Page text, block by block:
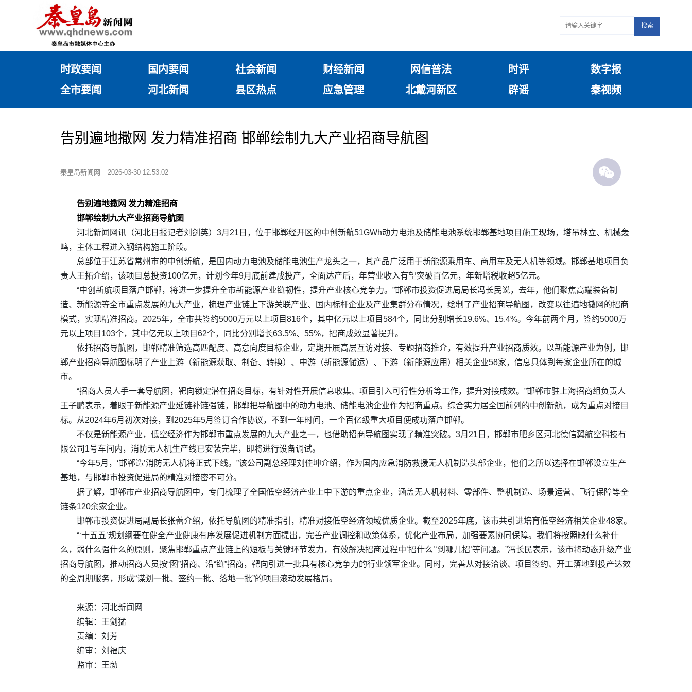
搜索
时政要闻 国内要闻 社会新闻 财经新闻 网信普法 时评
数字报
全市要闻
河北新闻 县区热点 应急管理 北戴河新区 辟谣 秦视频
告别遍地撒网 发力精准招商 邯郸绘制九大产业招商导航图
秦皇岛新闻网 2026-03-30 12:53:02
告别遍地撒网 发力精准招商
邯郸绘制九大产业招商导航图
河北新闻网讯（河北日报记者刘剑英）3月21日，位于邯郸经开区的中创新航51GWh动力电池及储能电池系统邯郸基地项目施工现场，塔吊林立、机械轰
鸣，主体工程进入钢结构施工阶段。
总部位于江苏省常州市的中创新航，是国内动力电池及储能电池生产龙头之一，其产品广泛用于新能源乘用车、商用车及无人机等领域。邯郸基地项目负
责人王拓介绍，该项目总投资100亿元，计划今年9月底前建成投产，全面达产后，年营业收入有望突破百亿元，年新增税收超5亿元。
“中创新航项目落户邯郸，将进一步提升全市新能源产业链韧性，提升产业核心竞争力。”邯郸市投资促进局局长冯长民说，去年，他们聚焦高端装备制
造、新能源等全市重点发展的九大产业，梳理产业链上下游关联产业、国内标杆企业及产业集群分布情况，绘制了产业招商导航图，改变以往遍地撒网的招商
模式，实现精准招商。2025年，全市共签约5000万元以上项目816个，其中亿元以上项目584个，同比分别增长19.6%、15.4%。今年前两个月，签约5000万
元以上项目103个，其中亿元以上项目62个，同比分别增长63.5%、55%，招商成效显著提升。
依托招商导航图，邯郸精准筛选高匹配度、高意向度目标企业，定期开展高层互访对接、专题招商推介，有效提升产业招商质效。以新能源产业为例，邯
郸产业招商导航图标明了产业上游（新能源获取、制备、转换）、中游（新能源储运）、下游（新能源应用）相关企业58家，信息具体到每家企业所在的城
市。
“招商人员人手一套导航图，靶向锁定潜在招商目标，有针对性开展信息收集、项目引入可行性分析等工作，提升对接成效。”邯郸市驻上海招商组负责人
王子鹏表示，着眼于新能源产业延链补链强链，邯郸把导航图中的动力电池、储能电池企业作为招商重点。综合实力居全国前列的中创新航，成为重点对接目
标。从2024年6月初次对接，到2025年5月签订合作协议，不到一年时间，一个百亿级重大项目便成功落户邯郸。
不仅是新能源产业，低空经济作为邯郸市重点发展的九大产业之一，也借助招商导航图实现了精准突破。3月21日，邯郸市肥乡区河北德信翼航空科技有
限公司1号车间内，消防无人机生产线已安装完毕，即将进行设备调试。
“今年5月，‘邯郸造’消防无人机将正式下线。”该公司副总经理刘佳坤介绍，作为国内应急消防救援无人机制造头部企业，他们之所以选择在邯郸设立生产
基地，与邯郸市投资促进局的精准对接密不可分。
据了解，邯郸市产业招商导航图中，专门梳理了全国低空经济产业上中下游的重点企业，涵盖无人机材料、零部件、整机制造、场景运营、飞行保障等全
链条120余家企业。
邯郸市投资促进局副局长张蕾介绍，依托导航图的精准指引，精准对接低空经济领域优质企业。截至2025年底，该市共引进培育低空经济相关企业48家。
“‘十五五’规划纲要在健全产业健康有序发展促进机制方面提出，完善产业调控和政策体系，优化产业布局，加强要素协同保障。我们将按照缺什么补什
么，弱什么强什么的原则，聚焦邯郸重点产业链上的短板与关键环节发力，有效解决招商过程中‘招什么’‘到哪儿招’等问题。”冯长民表示，该市将动态升级产业
招商导航图，推动招商人员按“图”招商、沿“链”招商，靶向引进一批具有核心竞争力的行业领军企业。同时，完善从对接洽谈、项目签约、开工落地到投产达效
的全周期服务，形成“谋划一批、签约一批、落地一批”的项目滚动发展格局。
来源：河北新闻网
编辑：王剑猛
责编：刘芳
编审：刘福庆
监审：王勍